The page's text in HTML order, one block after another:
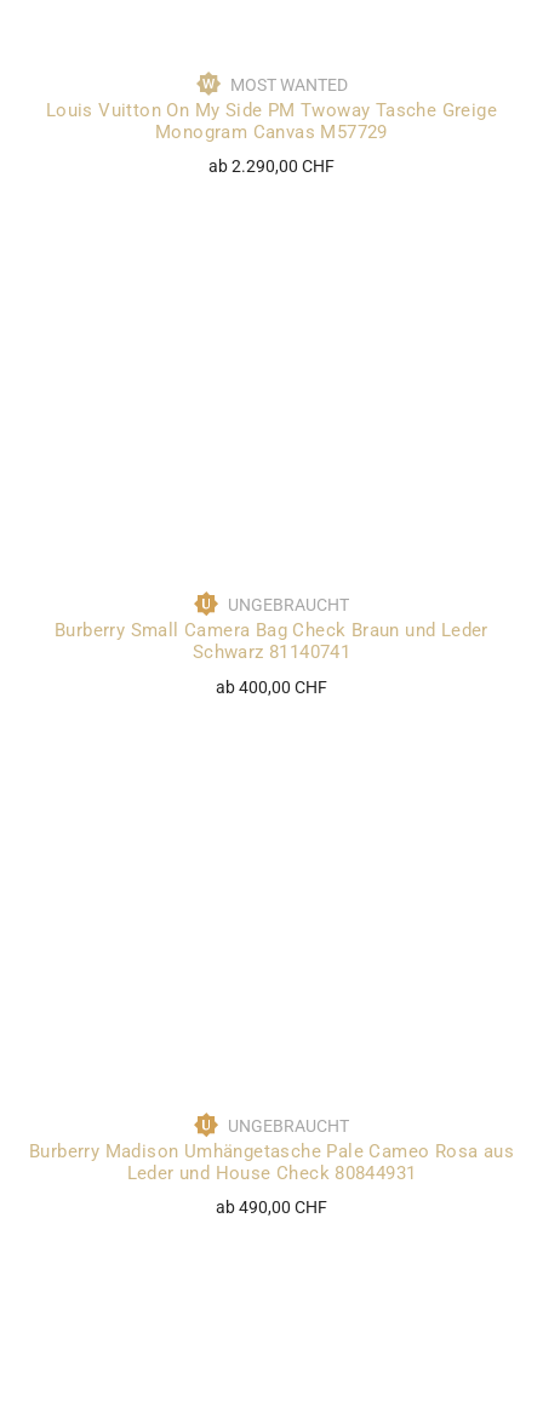
MOST WANTED
Louis Vuitton On My Side PM Twoway Tasche Greige
Monogram Canvas M57729
ab 2.290,00 CHF
UNGEBRAUCHT
Burberry Small Camera Bag Check Braun und Leder
Schwarz 81140741
ab 400,00 CHF
UNGEBRAUCHT
Burberry Madison Umhängetasche Pale Cameo Rosa aus
Leder und House Check 80844931
ab 490,00 CHF